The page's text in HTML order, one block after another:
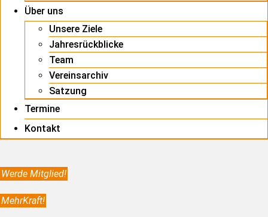
Über uns
Unsere Ziele
Jahresrückblicke
Team
Vereinsarchiv
Satzung
Termine
Kontakt
Werde Mitglied!
MehrKraft!